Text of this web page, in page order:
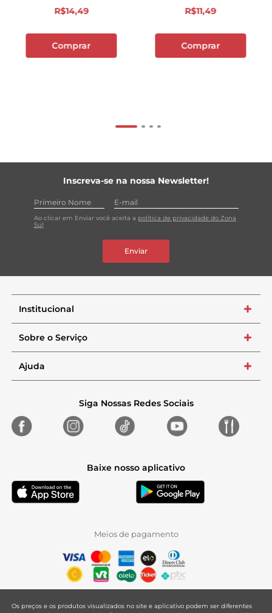
R$14,49
Comprar
R$11,49
Comprar
Inscreva-se na nossa Newsletter!
Ao clicar em Enviar você aceita a política de privacidade do Zona
Sul
Enviar
Institucional +
Sobre o Serviço +
Ajuda +
Siga Nossas Redes Sociais
Baixe nosso aplicativo
Meios de pagamento
Os preços e os produtos visualizados no site e aplicativo podem ser diferentes